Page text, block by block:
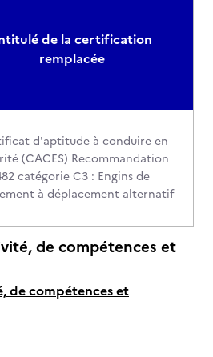
de la certification
remplacée
d'aptitude à conduire en
(CACES) Recommandation
catégorie C3 : Engins de
à déplacement alternatif
de compétences et
de compétences et